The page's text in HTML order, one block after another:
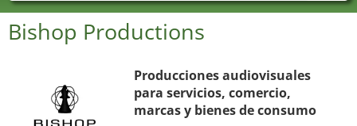
Bishop Productions
Producciones audiovisuales
para servicios, comercio,
marcas y bienes de consumo
Nombres de ferias Países
Ciudades
Sectores de ferias
Sectores de proveedor de servicios